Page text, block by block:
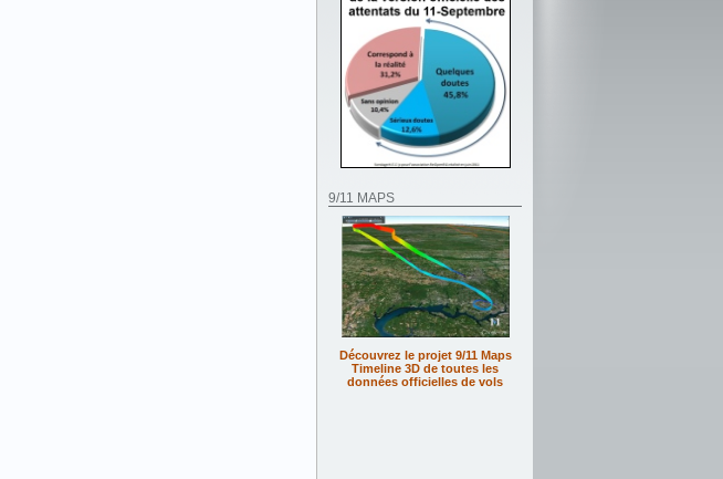
9/11 MAPS
Découvrez le projet 9/11 Maps
Timeline 3D de toutes les
données officielles de vols